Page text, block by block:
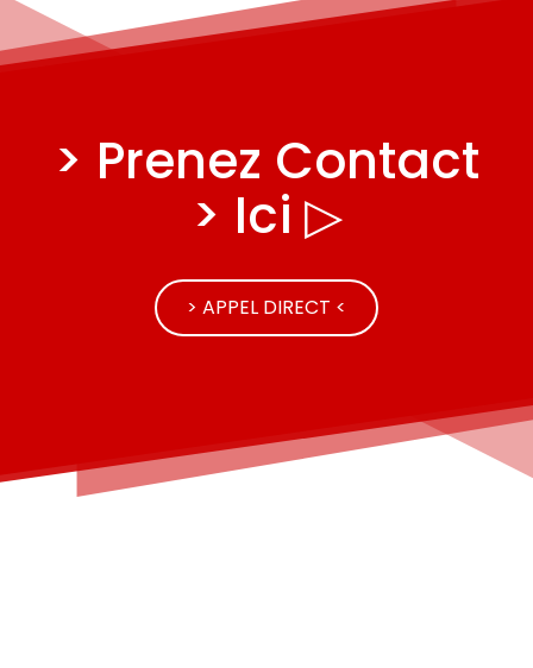
> Prenez Contact
> Ici ▷
> APPEL DIRECT <